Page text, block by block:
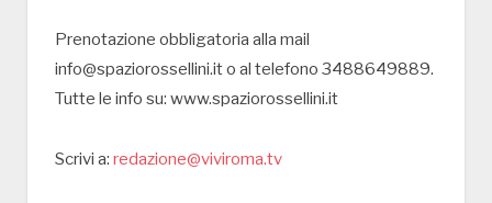
Prenotazione obbligatoria alla mail
info@spaziorossellini.it o al telefono 3488649889.
Tutte le info su: www.spaziorossellini.it
Scrivi a: redazione@viviroma.tv